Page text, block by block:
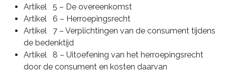
Artikel 5 – De overeenkomst
Artikel 6 – Herroepingsrecht
Artikel 7 – Verplichtingen van de consument tijdens
de bedenktijd
Artikel 8 – Uitoefening van het herroepingsrecht
door de consument en kosten daarvan